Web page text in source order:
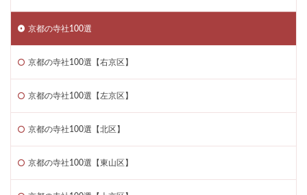
京都の寺社100選
京都の寺社100選【右京区】
京都の寺社100選【左京区】
京都の寺社100選【北区】
京都の寺社100選【東山区】